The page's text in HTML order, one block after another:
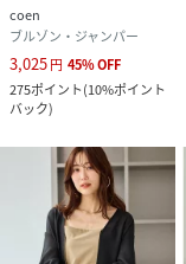
coen
ブルゾン・ジャンパー
3,025円 45%OFF
275ポイント(10%ポイント
バック)